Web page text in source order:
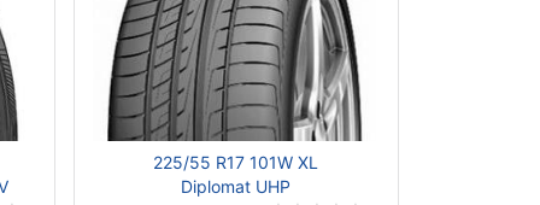
225/55 R17 101W XL
Diplomat UHP